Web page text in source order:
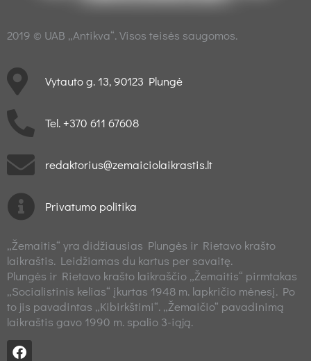
2019 © UAB „Antikva“. Visos teisės saugomos.
Vytauto g. 13, 90123 Plungė
Tel. +370 611 67608
redaktorius@zemaiciolaikrastis.lt
Privatumo politika
„Žemaitis“ yra didžiausias Plungės ir Rietavo krašto
laikraštis. Leidžiamas du kartus per savaitę.
Plungės ir Rietavo krašto laikraščio „Žemaitis“ pirmtakas
„Socialistinis kelias“ įkurtas 1948 m. lapkričio mėnesį. Po
to jis pavadintas „Kibirkštimi“. „Žemaičio“ pavadinimą
laikraštis gavo 1990 m. spalio 3-iąją.